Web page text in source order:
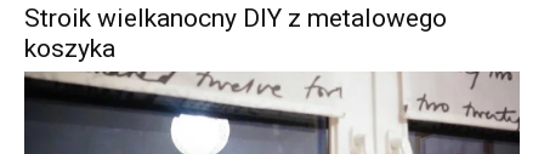
Stroik wielkanocny DIY z metalowego
koszyka